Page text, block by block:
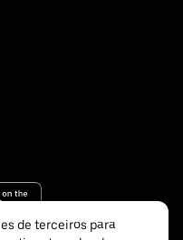
de terceiros para